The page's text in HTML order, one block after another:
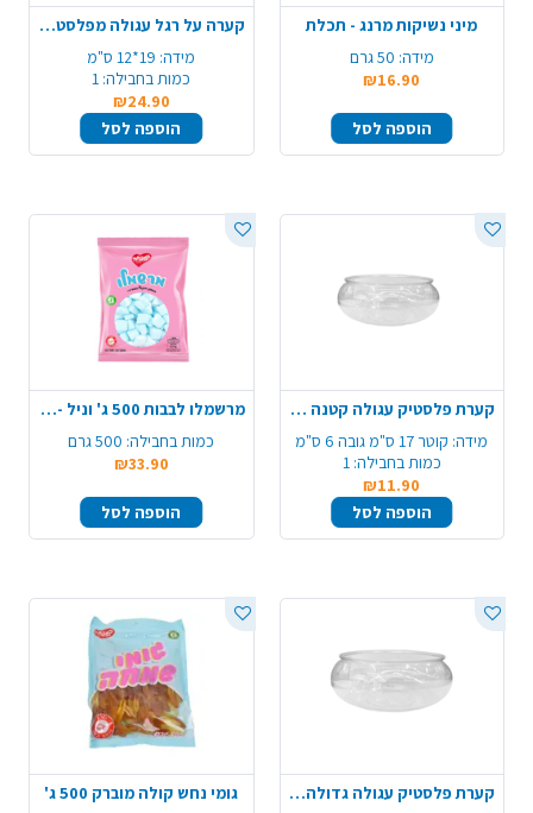
מיני נשיקות מרנג - תכלת
מידה: 50 גרם
₪16.90
הוספה לסל
קערה על רגל עגולה מפלסטיק - שקוף
מידה: 19*12 ס"מ
כמות בחבילה: 1
₪24.90
הוספה לסל
קערת פלסטיק עגולה קטנה - שקוף
מידה: קוטר 17 ס"מ גובה 6 ס"מ
כמות בחבילה: 1
₪11.90
הוספה לסל
מרשמלו לבבות 500 ג' וניל - כחול לבן
כמות בחבילה: 500 גרם
₪33.90
הוספה לסל
קערת פלסטיק עגולה גדולה - שקוף
גומי נחש קולה מוברק 500 ג'